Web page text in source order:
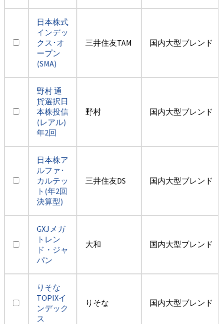
日本株式
インデッ
クス･オ
ープン
(SMA)
三井住友TAM 国内大型ブレンド
野村 通
貨選択日
本株投信
(レアル)
年2回
野村 国内大型ブレンド
日本株ア
ルファ･
カルテッ
ト(年2回
決算型)
三井住友DS 国内大型ブレンド
GXJメガ
トレン
ド・ジャ
パン
大和 国内大型ブレンド
りそな
TOPIXイ
ンデック
ス
りそな 国内大型ブレンド